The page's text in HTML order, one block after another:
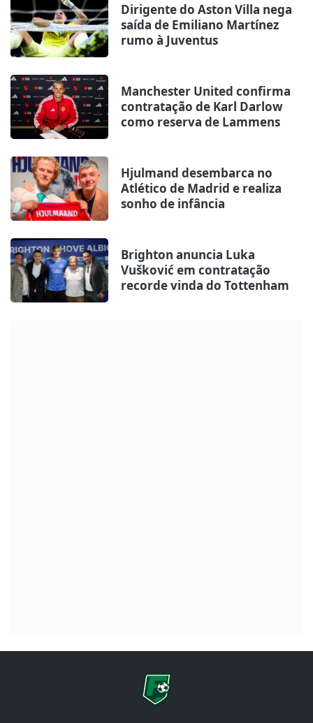
Dirigente do Aston Villa nega
saída de Emiliano Martínez
rumo à Juventus
Manchester United confirma
contratação de Karl Darlow
como reserva de Lammens
Hjulmand desembarca no
Atlético de Madrid e realiza
sonho de infância
Brighton anuncia Luka
Vušković em contratação
recorde vinda do Tottenham